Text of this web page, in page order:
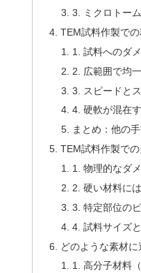
3. ミクロトー
TEM試料作製で
1. 試料へのダ
2. 広範囲で均
3. スピードと
4. 硬軟が混在
まとめ：他の
TEM試料作製で
1. 物理的なダ
2. 硬い材料に
3. 特定部位の
4. 試料サイズ
どのような素材
1. 高分子材料